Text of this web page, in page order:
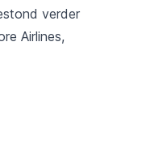
verder
Airlines,